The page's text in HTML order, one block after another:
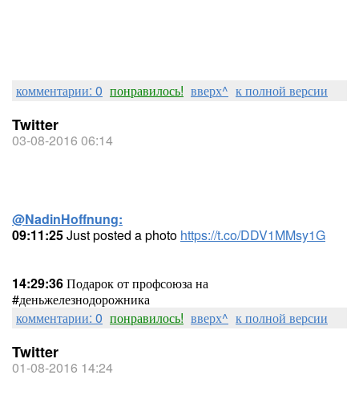
комментарии: 0 понравилось! вверх^ к полной версии
Twitter
03-08-2016 06:14
@NadinHoffnung:
09:11:25Just posted a photo https://t.co/DDV1MMsy1G
14:29:36Подарок от профсоюза на
#деньжелезнодорожника
комментарии: 0 понравилось! вверх^ к полной версии
Twitter
01-08-2016 14:24